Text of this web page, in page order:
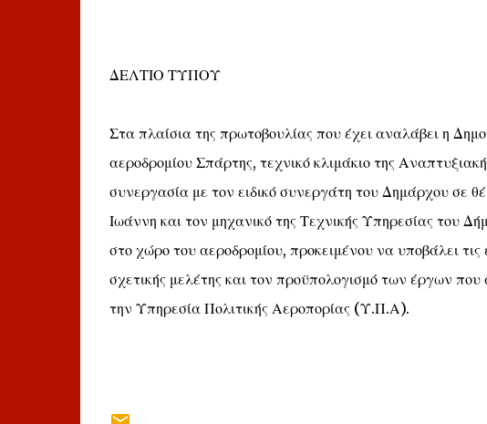
ΔΕΛΤΙΟ ΤΥΠΟΥ
Στα πλαίσια της πρωτοβουλίας που έχει αναλάβει η
αεροδρομίου Σπάρτης, τεχνικό κλιμάκιο της
συνεργασία με τον ειδικό συνεργάτη του Δημάρχου σε
Ιωάννη και τον μηχανικό της Τεχνικής Υπηρεσίας του
στο χώρο του αεροδρομίου, προκειμένου να υποβάλει
σχετικής μελέτης και τον προϋπολογισμό των έργων
την Υπηρεσία Πολιτικής Αεροπορίας (Υ.Π.Α).